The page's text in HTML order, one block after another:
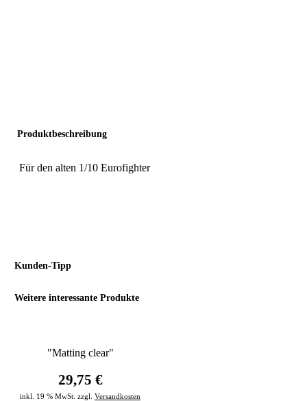
Produktbeschreibung
Für den alten 1/10 Eurofighter
Kunden-Tipp
Weitere interessante Produkte
"Matting clear"
29,75 €
inkl. 19 % MwSt. zzgl. Versandkosten